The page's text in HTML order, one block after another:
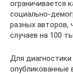
ограничивается
социально-
разных авторов,
случаев на 100
Для
опубликованные